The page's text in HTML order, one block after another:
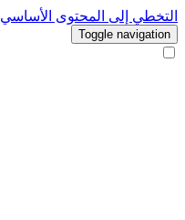
التخطي إلى المحتوى الأساسي
Toggle navigation